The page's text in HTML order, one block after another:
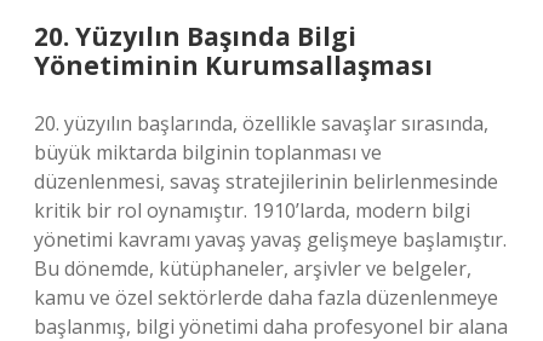
20. Yüzyılın Başında Bilgi
Yönetiminin Kurumsallaşması
20. yüzyılın başlarında, özellikle savaşlar sırasında,
büyük miktarda bilginin toplanması ve
düzenlenmesi, savaş stratejilerinin belirlenmesinde
kritik bir rol oynamıştır. 1910’larda, modern bilgi
yönetimi kavramı yavaş yavaş gelişmeye başlamıştır.
Bu dönemde, kütüphaneler, arşivler ve belgeler,
kamu ve özel sektörlerde daha fazla düzenlenmeye
başlanmış, bilgi yönetimi daha profesyonel bir alana